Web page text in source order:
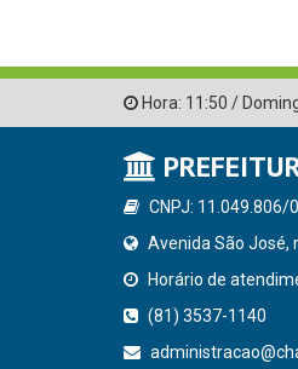
Hora: 11:50 /
CNPJ: 11.049.806/
Avenida São José,
Horário de
(81) 3537-1140